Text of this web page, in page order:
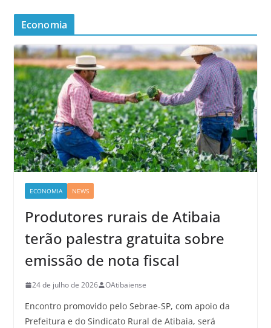
Economia
ECONOMIA NEWS
Produtores rurais de Atibaia
terão palestra gratuita sobre
emissão de nota fiscal
24 de julho de 2026 OAtibaiense
Encontro promovido pelo Sebrae-SP, com apoio da
Prefeitura e do Sindicato Rural de Atibaia, será